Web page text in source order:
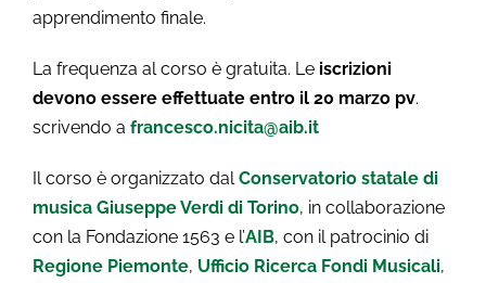
apprendimento finale.
La frequenza al corso è gratuita. Le iscrizioni
devono essere effettuate entro il 20 marzo pv.
scrivendo a francesco.nicita@aib.it
Il corso è organizzato dalConservatorio statale di
musica Giuseppe Verdi di Torino, in collaborazione
con la Fondazione 1563 e l’AIB, con il patrocinio di
Regione Piemonte, Ufficio Ricerca Fondi Musicali,